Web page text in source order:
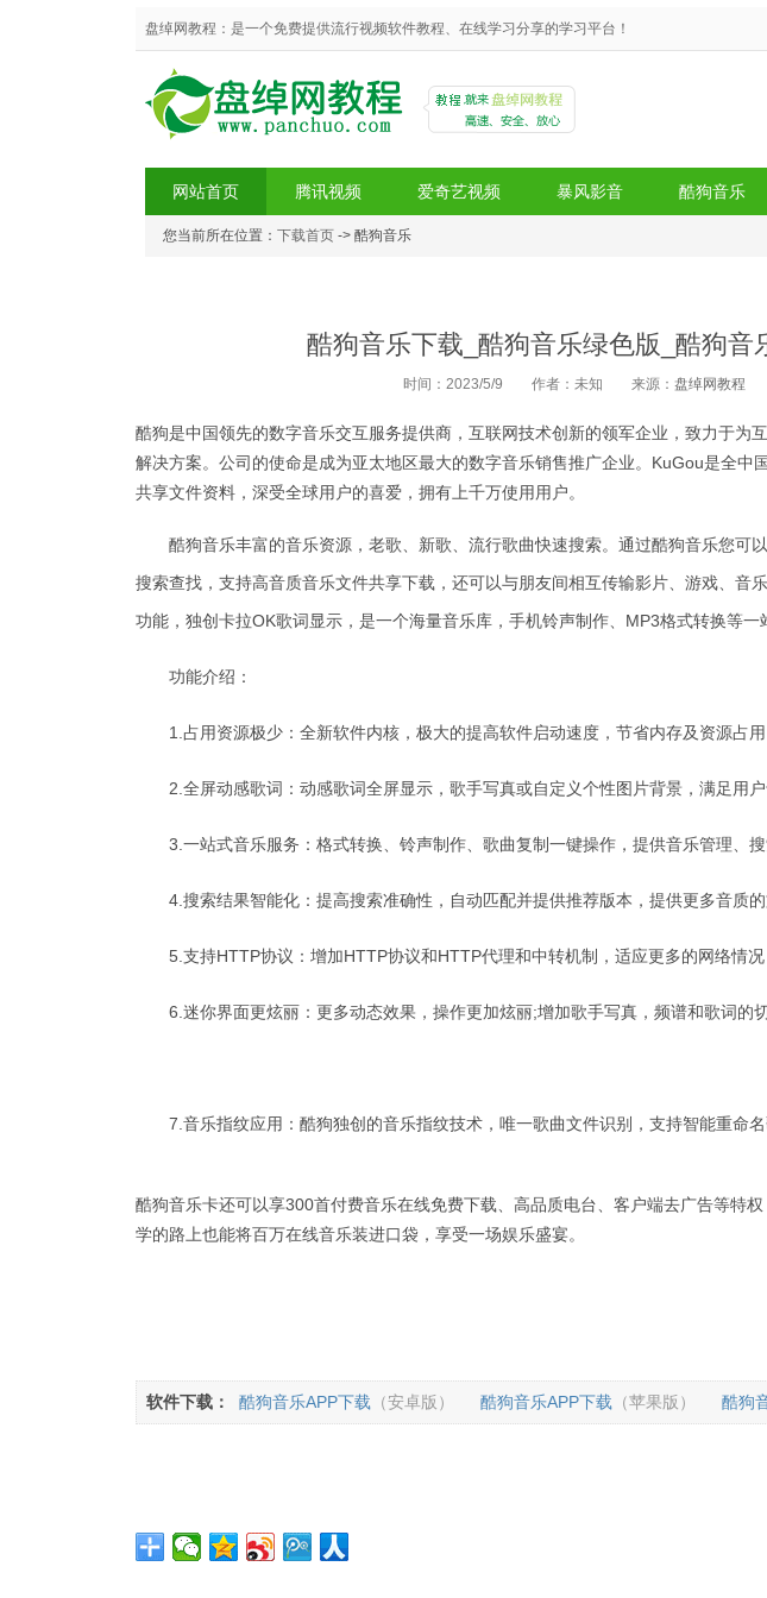
盘绰网教程：是一个免费提供流行视频软件教程、在线学习分享的学习平台！
盘绰网教程
网站首页 腾讯视频 爱奇艺视频 暴风影音 酷狗音乐
您当前所在位置： 下载首页 -> 酷狗音乐
酷狗音乐下载_酷狗音乐绿色版_酷狗音
时间：2023/5/9 作者：未知 来源： 盘绰网教程
酷狗是中国领先的数字音乐交互服务提供商，互联网技术创新的领军企业，致力于为
解决方案。公司的使命是成为亚太地区最大的数字音乐销售推广企业。KuGou是全中
共享文件资料，深受全球用户的喜爱，拥有上千万使用用户。
酷狗音乐丰富的音乐资源，老歌、新歌、流行歌曲快速搜索。通过酷狗音乐您可
搜索查找，支持高音质音乐文件共享下载，还可以与朋友间相互传输影片、游戏、音
功能，独创卡拉OK歌词显示，是一个海量音乐库，手机铃声制作、MP3格式转换等一
功能介绍：
1.占用资源极少：全新软件内核，极大的提高软件启动速度，节省内存及资源占用
2.全屏动感歌词：动感歌词全屏显示，歌手写真或自定义个性图片背景，满足用户
3.一站式音乐服务：格式转换、铃声制作、歌曲复制一键操作，提供音乐管理、搜
4.搜索结果智能化：提高搜索准确性，自动匹配并提供推荐版本，提供更多音质的
5.支持HTTP协议：增加HTTP协议和HTTP代理和中转机制，适应更多的网络情况
6.迷你界面更炫丽：更多动态效果，操作更加炫丽;增加歌手写真，频谱和歌词的
7.音乐指纹应用：酷狗独创的音乐指纹技术，唯一歌曲文件识别，支持智能重命名
酷狗音乐卡还可以享300首付费音乐在线免费下载、高品质电台、客户端去广告等特
学的路上也能将百万在线音乐装进口袋，享受一场娱乐盛宴。
软件下载： 酷狗音乐APP下载 （安卓版） 酷狗音乐APP下载 （苹果版） 酷狗